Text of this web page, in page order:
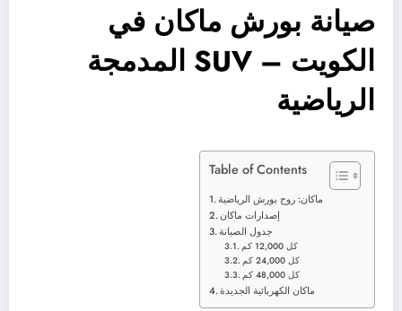
صيانة بورش ماكان في
الكويت – SUV المدمجة
الرياضية
Table of Contents
ماكان: روح بورش الرياضية
إصدارات ماكان
جدول الصيانة
كل 12,000 كم
كل 24,000 كم
كل 48,000 كم
ماكان الكهربائية الجديدة